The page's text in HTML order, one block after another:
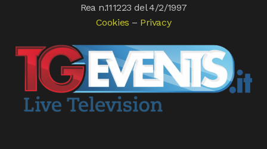
Rea n.111223 del 4/2/1997
Cookies – Privacy